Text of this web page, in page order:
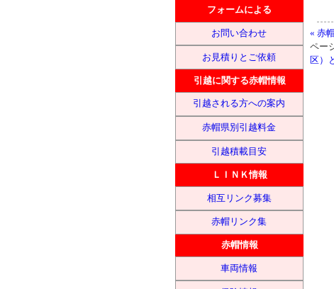
フォームによる
お問い合わせ
お見積りとご依頼
引越に関する赤帽情報
引越される方への案内
赤帽県別引越料金
引越積載目安
ＬＩＮＫ情報
相互リンク募集
赤帽リンク集
赤帽情報
車両情報
« 赤
ペー
区）